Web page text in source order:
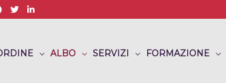
ALBO SERVIZI FORMAZIONE